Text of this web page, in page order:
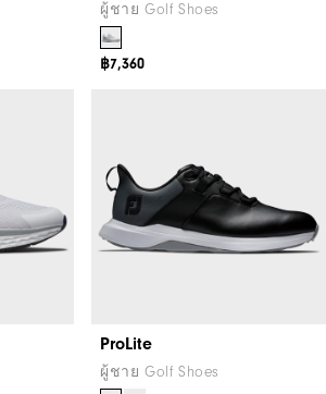
ผู้ชาย Golf Shoes
฿7,360
ProLite
ผู้ชาย Golf Shoes